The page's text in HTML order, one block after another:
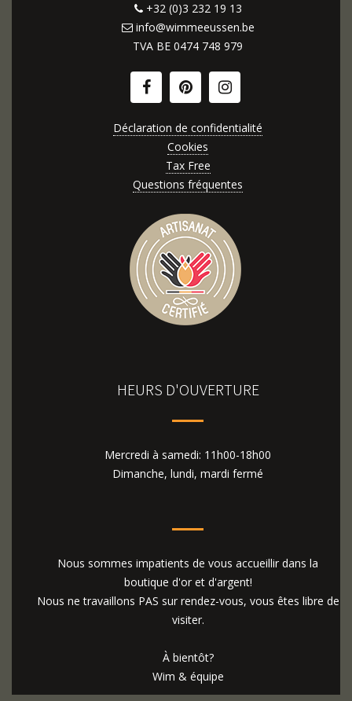
+32 (0)3 232 19 13
info@wimmeeussen.be
TVA BE 0474 748 979
Déclaration de confidentialité
Cookies
Tax Free
Questions fréquentes
HEURS D'OUVERTURE
Mercredi à samedi: 11h00-18h00
Dimanche, lundi, mardi fermé
Nous sommes impatients de vous accueillir dans la
boutique d'or et d'argent!
Nous ne travaillons PAS sur rendez-vous, vous êtes libre de
visiter.
À bientôt?
Wim & équipe